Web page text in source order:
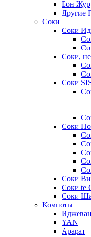
Бон Жур
Другие
Соки
Соки
Соки,
Соки
Соки
Соки
Соки te
Соки
Компоты
Иджеван
YAN
Арарат